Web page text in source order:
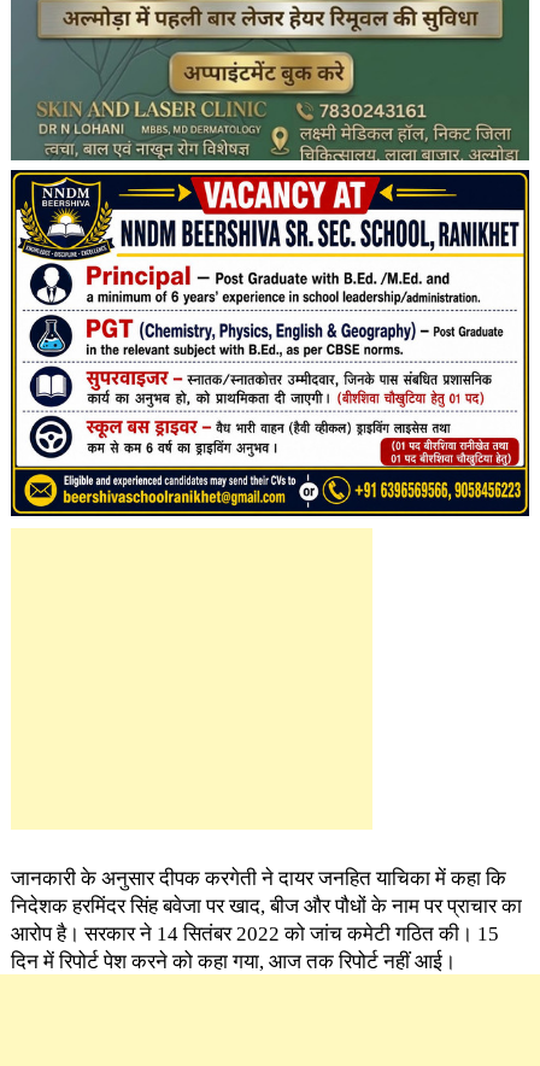
जानकारी के अनुसार दीपक करगेती ने दायर जनहित याचिका में कहा कि
निदेशक हरमिंदर सिंह बवेजा पर खाद, बीज और पौधों के नाम पर प्राचार का
आरोप है। सरकार ने 14 सितंबर 2022 को जांच कमेटी गठित की। 15
दिन में रिपोर्ट पेश करने को कहा गया, आज तक रिपोर्ट नहीं आई।